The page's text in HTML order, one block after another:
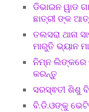
ଡିଭାଇନ ୱାଡ
ଛାତ୍ରୀ ଙ୍କ
ତଲସରା ଥାନା
ମାରୁତି ଭ୍ୟାନ
ନିମ୍ନ ଲିଙ୍କରେ
କରନ୍ତୁ
ସରସ୍ଵତୀ ଶିଶୁ
ବି.ଡି.ଓଙ୍କୁ